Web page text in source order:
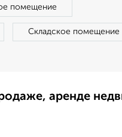
помещение
Складское помещение
аренде